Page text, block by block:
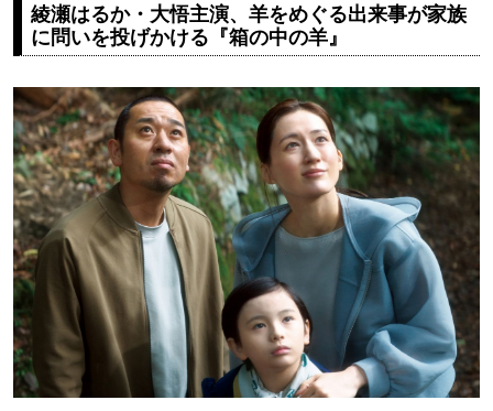
綾瀬はるか・大悟主演、羊をめぐる出来事が家族
に問いを投げかける『箱の中の羊』